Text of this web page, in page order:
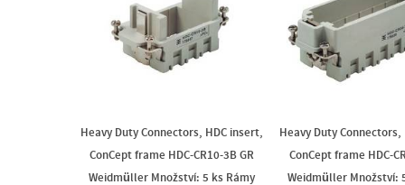
Heavy Duty Connectors, HDC insert,
ConCept frame HDC-CR10-3B GR
Weidmüller Množství: 5 ks Rámy
Heavy Duty Connectors,
ConCept frame HDC-
Weidmüller Množství: